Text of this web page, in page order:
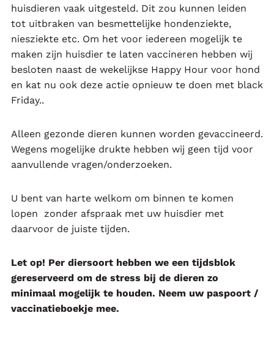
huisdieren vaak uitgesteld. Dit zou kunnen leiden
tot uitbraken van besmettelijke hondenziekte,
niesziekte etc. Om het voor iedereen mogelijk te
maken zijn huisdier te laten vaccineren hebben wij
besloten naast de wekelijkse Happy Hour voor hond
en kat nu ook deze actie opnieuw te doen met black
Friday..
Alleen gezonde dieren kunnen worden gevaccineerd.
Wegens mogelijke drukte hebben wij geen tijd voor
aanvullende vragen/onderzoeken.
U bent van harte welkom om binnen te komen
lopen zonder afspraak met uw huisdier met
daarvoor de juiste tijden.
Let op! Per diersoort hebben we een tijdsblok
gereserveerd om de stress bij de dieren zo
minimaal mogelijk te houden. Neem uw paspoort /
vaccinatieboekje mee.